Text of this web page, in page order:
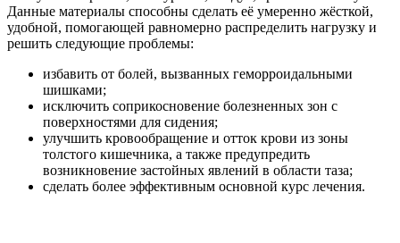
Данные материалы способны сделать её умеренно жёсткой,
удобной, помогающей равномерно распределить нагрузку и
решить следующие проблемы:
избавить от болей, вызванных геморроидальными
шишками;
исключить соприкосновение болезненных зон с
поверхностями для сидения;
улучшить кровообращение и отток крови из зоны
толстого кишечника, а также предупредить
возникновение застойных явлений в области таза;
сделать более эффективным основной курс лечения.